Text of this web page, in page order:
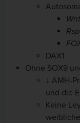
DAX1
Ohne SOX9
↓ AMH-
und die
Keine